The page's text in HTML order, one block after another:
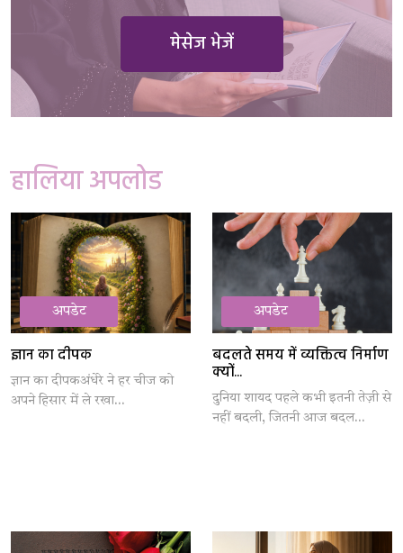
मेसेज भेजें
हालिया अपलोड
अपडेट
ज्ञान का दीपक
ज्ञान का दीपकअंधेरे ने हर चीज को
अपने हिसार में ले रखा...
अपडेट
बदलते समय में व्यक्तित्व निर्माण
क्यों...
दुनिया शायद पहले कभी इतनी तेज़ी से
नहीं बदली, जितनी आज बदल...